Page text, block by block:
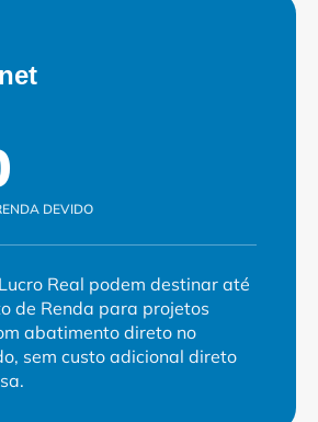
DEVIDO
Real podem destinar até
de Renda para projetos
abatimento direto no
sem custo adicional direto